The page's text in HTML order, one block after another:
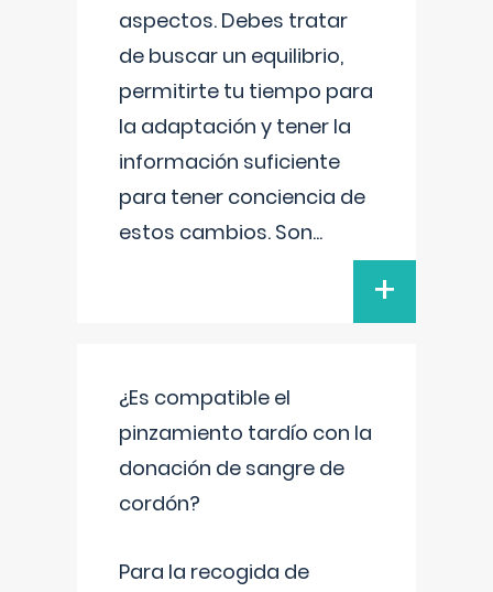
aspectos. Debes tratar
de buscar un equilibrio,
permitirte tu tiempo para
la adaptación y tener la
información suficiente
para tener conciencia de
estos cambios. Son...
+
¿Es compatible el
pinzamiento tardío con la
donación de sangre de
cordón?
Para la recogida de